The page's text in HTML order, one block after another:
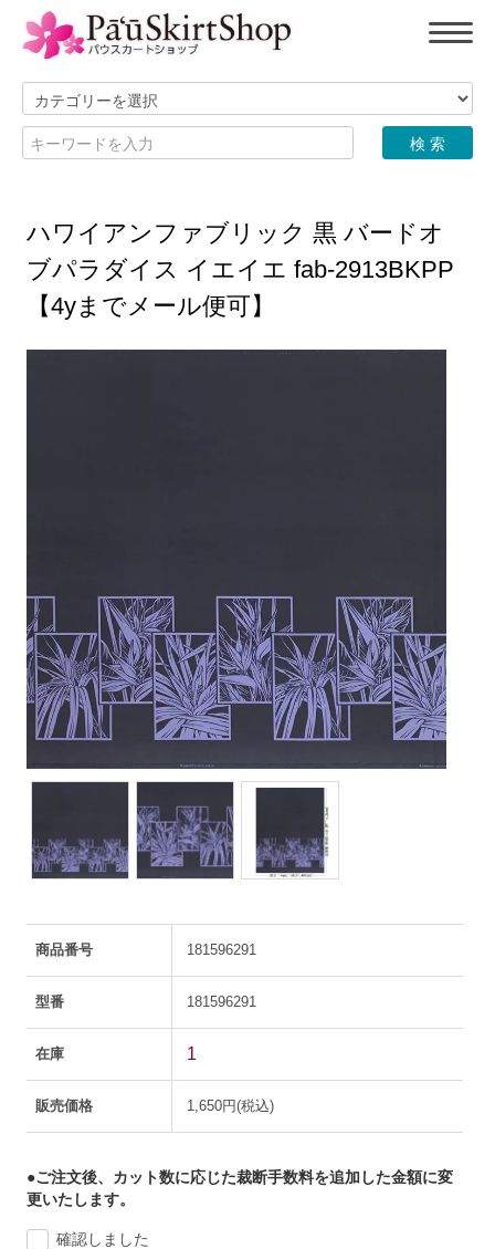
ハワイアンファブリック 黒 バードオ
ブパラダイス イエイエ fab-2913BKPP
【4yまでメール便可】
商品番号 181596291
型番 181596291
在庫 1
販売価格 1,650円(税込)
●ご注文後、カット数に応じた裁断手数料を追加した金額に変
更いたします。
確認しました